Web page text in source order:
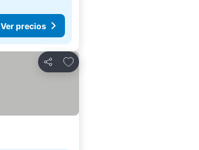
Ver precios
Compartir
Agregar a favoritos